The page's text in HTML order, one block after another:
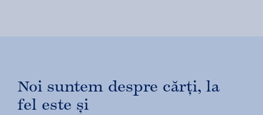
Noi suntem despre cărți, la
fel este și